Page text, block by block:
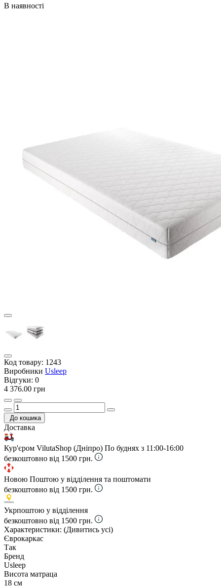
В наявності
Код товару: 1243
Виробники Usleep
Відгуки: 0
4 376.00 грн
До кошика
Доставка
Кур'єром VilutaShop (Дніпро) По буднях з 11:00-16:00
безкоштовно від 1500 грн.
Новою Поштою у відділення та поштомати
безкоштовно від 1500 грн.
Укрпоштою у відділення
безкоштовно від 1500 грн.
Характеристики: (Дивитись усі)
Єврокаркас
Так
Бренд
Usleep
Висота матраца
18 см